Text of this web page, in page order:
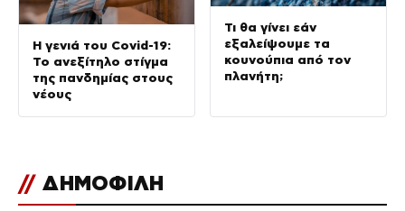
Η γενιά του Covid-19:
Το ανεξίτηλο στίγμα
της πανδημίας στους
νέους
Τι θα γίνει εάν
εξαλείψουμε τα
κουνούπια από τον
πλανήτη;
// ΔΗΜΟΦΙΛΗ